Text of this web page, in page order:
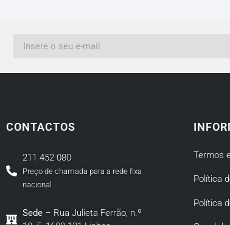
CONTACTOS
211 452 080
Preço de chamada para a rede fixa
nacional
Sede – Rua Julieta Ferrão, n.º
Termos
Política
Política